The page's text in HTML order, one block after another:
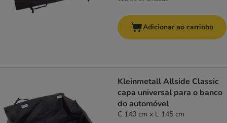
Adicionar ao carrinho
Kleinmetall Allside Classic
capa universal para o banco
do automóvel
C 140 cm x L 145 cm